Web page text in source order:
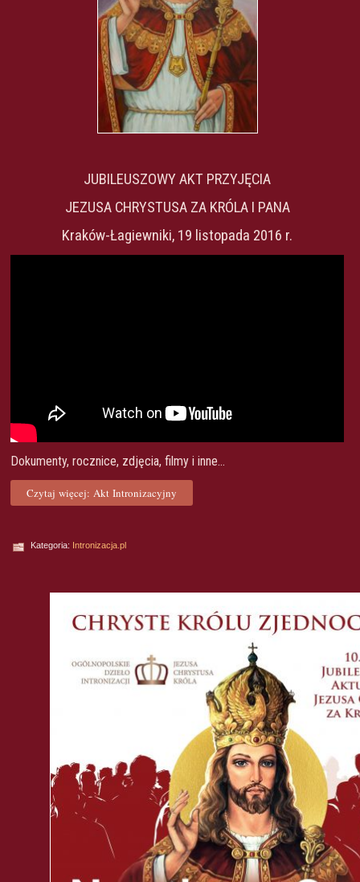
JUBILEUSZOWY AKT PRZYJĘCIA
JEZUSA CHRYSTUSA ZA KRÓLA I PANA
Kraków-Łagiewniki, 19 listopada 2016 r.
Dokumenty, rocznice, zdjęcia, filmy i inne...
Czytaj więcej: Akt Intronizacyjny
Kategoria: Intronizacja.pl